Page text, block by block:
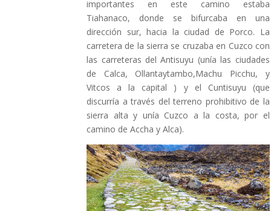
importantes en este camino estaba
Tiahanaco, donde se bifurcaba en una
dirección sur, hacia la ciudad de Porco. La
carretera de la sierra se cruzaba en Cuzco con
las carreteras del Antisuyu (unía las ciudades
de Calca, Ollantaytambo,Machu Picchu, y
Vitcos a la capital ) y el Cuntisuyu (que
discurría a través del terreno prohibitivo de la
sierra alta y unía Cuzco a la costa, por el
camino de Accha y Alca).